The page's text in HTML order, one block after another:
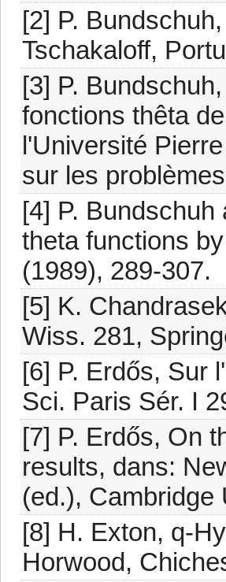
[2] P.
Tschakaloff,
[3] P.
fonctions thêta
l'Université
sur les
[4] P.
theta functions
(1989), 289-307.
[5] K.
Wiss. 281,
[6] P. Erdős, Sur
Sci. Paris Sér. I
[7] P. Erdős, On
results, dans:
(ed.), Cambridge
[8] H. Exton, q-
Horwood,